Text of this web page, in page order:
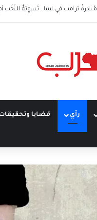
مُبادرةُ ترامب في ليبيا… تَسوِيَةٌ للنُخَب
رأي قضايا وتحقيقات